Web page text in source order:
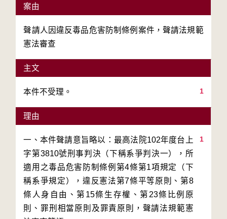
案由
聲請人因違反毒品危害防制條例案件，聲請法規範
憲法審查
主文
1
本件不受理。
理由
1
一、本件聲請意旨略以：最高法院102年度台上
字第3810號刑事判決（下稱系爭判決一），所
適用之毒品危害防制條例第4條第1項規定（下
稱系爭規定），違反憲法第7條平等原則、第8
條人身自由、第15條生存權、第23條比例原
則、罪刑相當原則及罪責原則，聲請法規範憲